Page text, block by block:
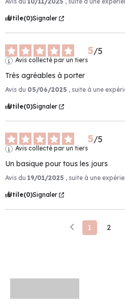
Utile(0)Signaler
5/5
Avis collecté par un tiers
Très agréables à porter
Avis du 05/06/2025 , suite à une
Utile(0)Signaler
5/5
Avis collecté par un tiers
Un basique pour tous les jours
Avis du 19/01/2025 , suite à une
Utile(0)Signaler
1 2